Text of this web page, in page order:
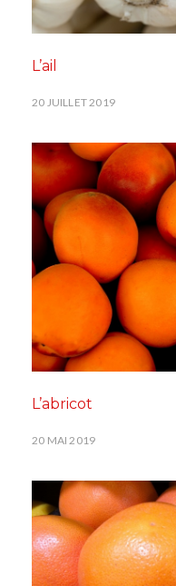
L’ail
20 JUILLET 2019
L’abricot
20 MAI 2019